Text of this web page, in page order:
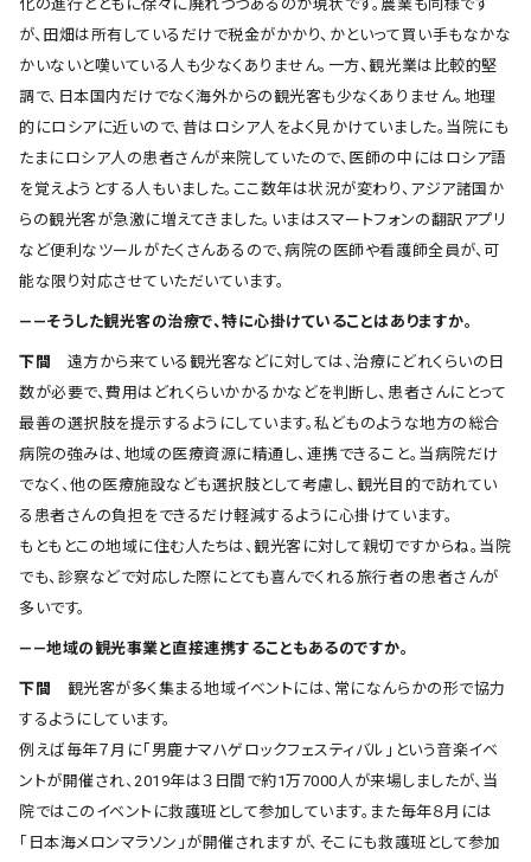
化の進行とともに徐々に廃れつつあるのが現状です。農業も同様です
が、田畑は所有しているだけで税金がかかり、かといって買い手もなかな
かいないと嘆いている人も少なくありません。一方、観光業は比較的堅
調で、日本国内だけでなく海外からの観光客も少なくありません。地理
的にロシアに近いので、昔はロシア人をよく見かけていました。当院にも
たまにロシア人の患者さんが来院していたので、医師の中にはロシア語
を覚えようとする人もいました。ここ数年は状況が変わり、アジア諸国か
らの観光客が急激に増えてきました。いまはスマートフォンの翻訳アプリ
など便利なツールがたくさんあるので、病院の医師や看護師全員が、可
能な限り対応させていただいています。
――そうした観光客の治療で、特に心掛けていることはありますか。
下間
遠方から来ている観光客などに対しては、治療にどれくらいの日
数が必要で、費用はどれくらいかかるかなどを判断し、患者さんにとって
最善の選択肢を提示するようにしています。私どものような地方の総合
病院の強みは、地域の医療資源に精通し、連携できること。当病院だけ
でなく、他の医療施設なども選択肢として考慮し、観光目的で訪れてい
る患者さんの負担をできるだけ軽減するように心掛けています。
もともとこの地域に住む人たちは、観光客に対して親切ですからね。当院
でも、診察などで対応した際にとても喜んでくれる旅行者の患者さんが
多いです。
――地域の観光事業と直接連携することもあるのですか。
下間
観光客が多く集まる地域イベントには、常になんらかの形で協力
するようにしています。
例えば毎年７月に「男鹿ナマハゲロックフェスティバル」という音楽イベ
ントが開催され、2019年は３日間で約1万7000人が来場しましたが、当
院ではこのイベントに救護班として参加しています。また毎年８月には
「日本海メロンマラソン」が開催されますが、そこにも救護班として参加